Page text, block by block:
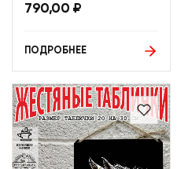
790,00 ₽
ПОДРОБНЕЕ